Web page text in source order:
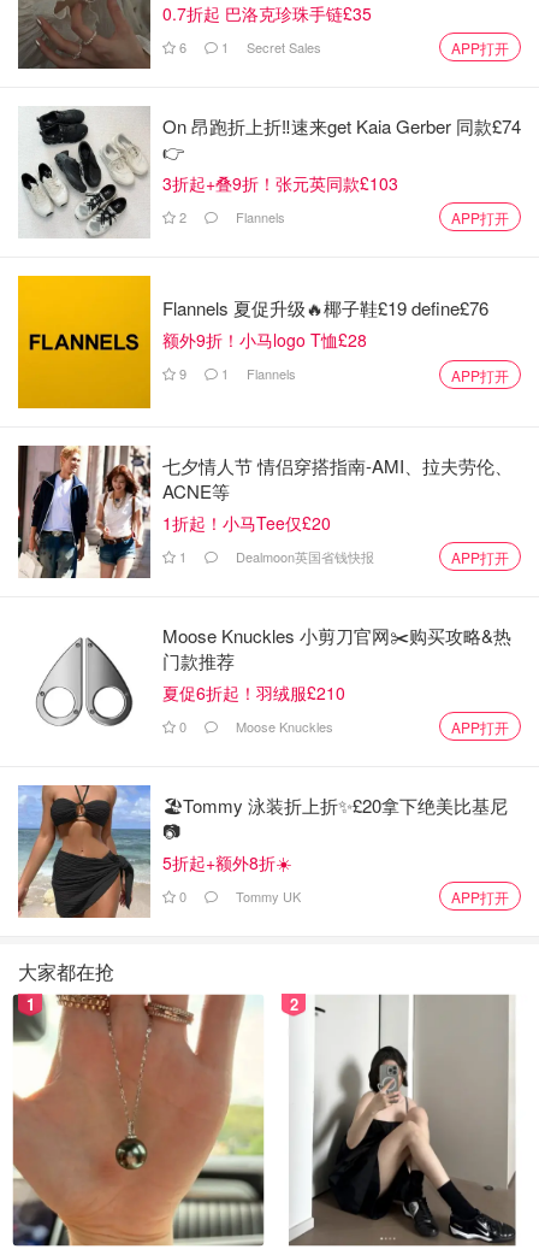
Thayers家这款玫瑰水貌似挺火的。我是混油敏感皮，怕早
上用会太滋润，所以我是晚上用得这瓶。不含酒精，对敏感
肌肤太友好了！香味淡淡的，很喜欢！
0.7折起 巴洛克珍珠手链£35
6 1 Secret Sales APP打开
On 昂跑折上折‼️速来get Kaia Gerber 同款£74
👉
3折起+叠9折！张元英同款£103
2 Flannels APP打开
Flannels 夏促升级🔥椰子鞋£19 define£76
额外9折！小马logo T恤£28
9 1 Flannels APP打开
七夕情人节 情侣穿搭指南-AMI、拉夫劳伦、
ACNE等
1折起！小马Tee仅£20
1 Dealmoon英国省钱快报 APP打开
Moose Knuckles 小剪刀官网✂️购买攻略&热
门款推荐
夏促6折起！羽绒服£210
0 Moose Knuckles APP打开
🏖️Tommy 泳装折上折✨£20拿下绝美比基尼
📷
5折起+额外8折☀️
0 Tommy UK APP打开
大家都在抢
1 2